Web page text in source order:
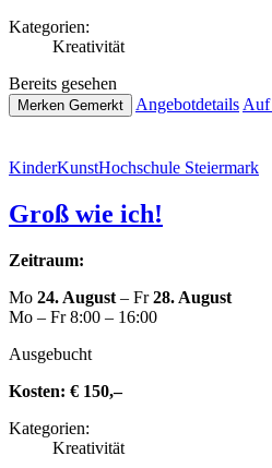
Kate­go­rien:
Krea­ti­vi­tät
Bereits gesehen
Merken Gemerkt Ange­botde­tails Auf
Kin­der­Kunst­Hoch­schu­le Steiermark
Groß wie ich!
Zeitraum:
Mo 24. August – Fr28. August
Mo – Fr 8:00 – 16:00
Aus­ge­bucht
Kosten: € 150,–
Kate­go­rien:
Krea­ti­vi­tät